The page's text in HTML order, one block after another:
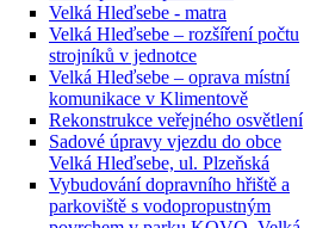
Velká Hleďsebe - matra
Velká Hleďsebe – rozšíření počtu
strojníků v jednotce
Velká Hleďsebe – oprava místní
komunikace v Klimentově
Rekonstrukce veřejného osvětlení
Sadové úpravy vjezdu do obce
Velká Hleďsebe, ul. Plzeňská
Vybudování dopravního hřiště a
parkoviště s vodopropustným